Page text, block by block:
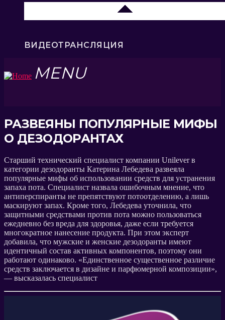
ВИДЕОТРАНСЛЯЦИЯ
MENU
РАЗВЕЯНЫ ПОПУЛЯРНЫЕ МИФЫ
О ДЕЗОДОРАНТАХ
Старший технический специалист компании Unilever в
категории дезодоранты Катерина Лебедева развеяла
популярные мифы об использовании средств для устранения
запаха пота. Специалист назвала ошибочным мнение, что
антиперспиранты не препятствуют потоотделению, а лишь
маскируют запах. Кроме того, Лебедева уточнила, что
защитными средствами против пота можно пользоваться
ежедневно без вреда для здоровья, даже если требуется
многократное нанесение продукта. При этом эксперт
добавила, что мужские и женские дезодоранты имеют
идентичный состав активных компонентов, поэтому они
работают одинаково. «Единственное существенное различие
средств заключается в дизайне и парфюмерной композиции»,
— высказалась специалист